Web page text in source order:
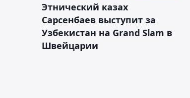
Этнический казах
Сарсенбаев выступит за
Узбекистан на Grand Slam в
Швейцарии